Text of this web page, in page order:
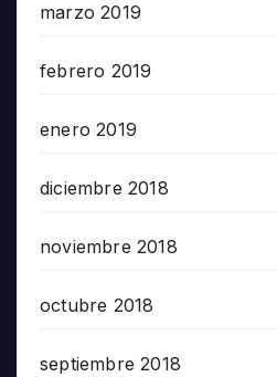
marzo 2019
febrero 2019
enero 2019
diciembre 2018
noviembre 2018
octubre 2018
septiembre 2018